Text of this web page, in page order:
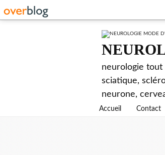
neurologie tout
sciatique,
neurone,
Accueil Contact